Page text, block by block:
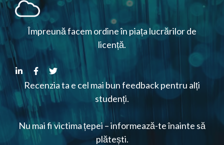
Împreună facem ordine în piața lucrărilor de
licență.
Recenzia ta e cel mai bun feedback pentru alți
studenți.
Nu mai fi victima țepei – informează-te înainte să
plătești.